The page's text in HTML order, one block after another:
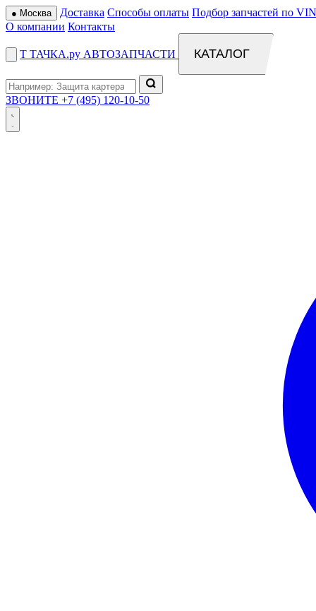
● Москва Доставка Способы оплаты Подбор запчастей по
О компании Контакты
Т ТАЧКА.ру АВТОЗАПЧАСТИ КАТАЛОГ
ЗВОНИТЕ +7 (495) 120-10-50